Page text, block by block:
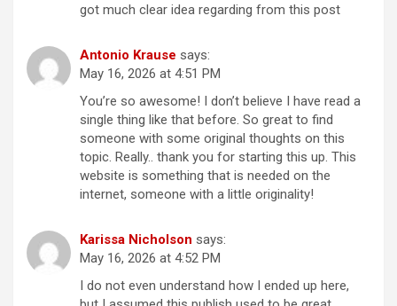
got much clear idea regarding from this post
Antonio Krause says:
May 16, 2026 at 4:51 PM
You’re so awesome! I don’t believe I have read a
single thing like that before. So great to find
someone with some original thoughts on this
topic. Really.. thank you for starting this up. This
website is something that is needed on the
internet, someone with a little originality!
Karissa Nicholson says:
May 16, 2026 at 4:52 PM
I do not even understand how I ended up here,